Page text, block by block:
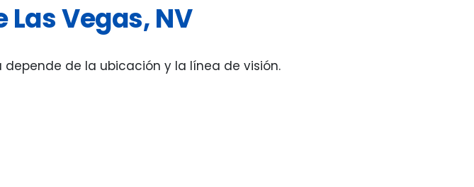
Vegas, NV
de la ubicación y la línea de visión.